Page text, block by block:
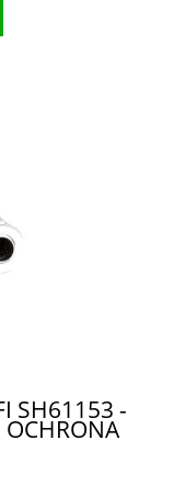
SH61153 -
OCHRONA